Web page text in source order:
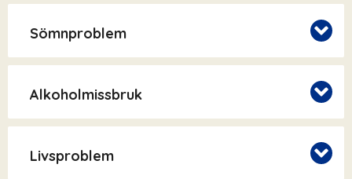
Sömnproblem
Alkoholmissbruk
Livsproblem